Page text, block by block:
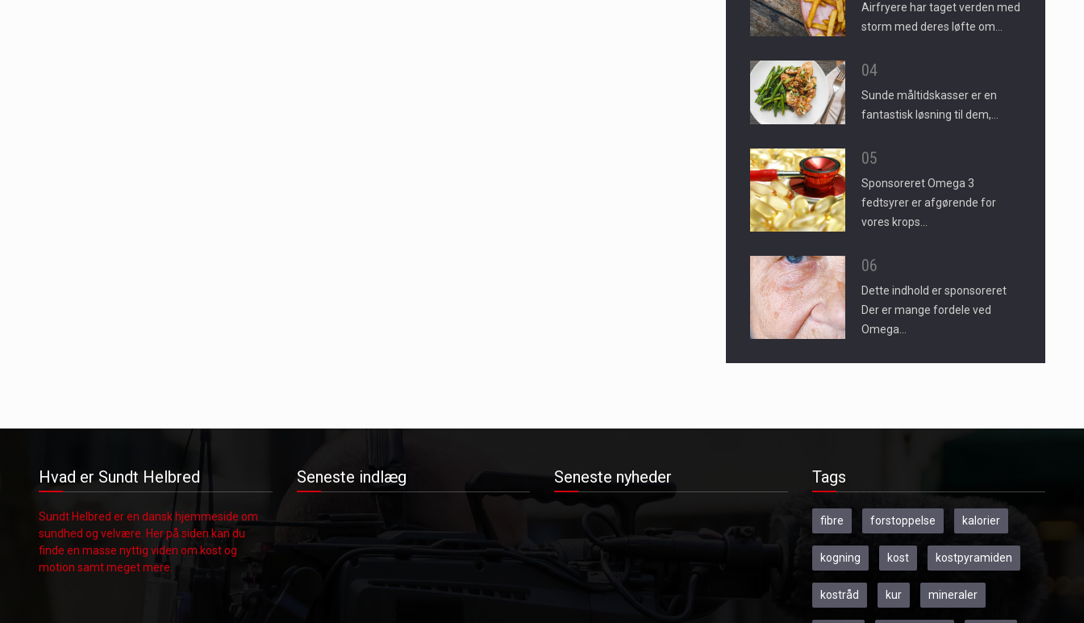
Airfryere har taget verden med
storm med deres løfte om…
04
Sunde måltidskasser er en
fantastisk løsning til dem,…
05
Sponsoreret Omega 3
fedtsyrer er afgørende for
vores krops…
06
Dette indhold er sponsoreret
Der er mange fordele ved
Omega…
Hvad er Sundt Helbred
Sundt Helbred er en dansk hjemmeside om
sundhed og velvære. Her på siden kan du
finde en masse nyttig viden om kost og
motion samt meget mere.
Seneste indlæg Seneste nyheder Tags
fibre forstoppelse kalorier
kogning kost kostpyramiden
kostråd kur mineraler